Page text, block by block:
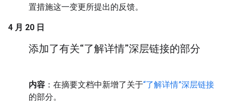
置措施这一变更所提出的反馈。
4 月 20 日
添加了有关“了解详情”深层链接的部分
内容 ：在摘要文档中新增了关于“了解详情”深层链接
的部分。